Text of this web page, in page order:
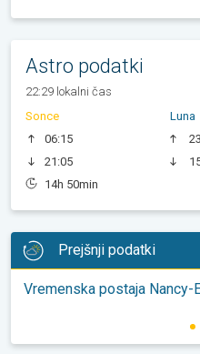
Astro podatki
22:29 lokalni čas
Sonce
06:15
21:05
14h 50min
Luna
Prejšnji podatki
Vremenska postaja Nancy-